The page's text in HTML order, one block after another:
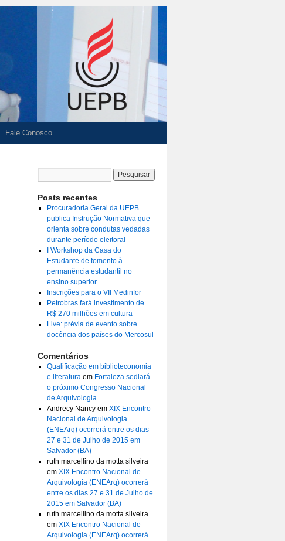
Fale Conosco
Posts recentes
Procuradoria Geral da UEPB
publica Instrução Normativa que
orienta sobre condutas vedadas
durante período eleitoral
I Workshop da Casa do
Estudante de fomento à
permanência estudantil no
ensino superior
Inscrições para o VII Medinfor
Petrobras fará investimento de
R$ 270 milhões em cultura
Live: prévia de evento sobre
docência dos países do Mercosul
Comentários
Qualificação em biblioteconomia
e literaturaem Fortaleza sediará
o próximo Congresso Nacional
de Arquivologia
Andrecy Nancyem XIX Encontro
Nacional de Arquivologia
(ENEArq) ocorrerá entre os dias
27 e 31 de Julho de 2015 em
Salvador (BA)
ruth marcellino da motta silveira
em XIX Encontro Nacional de
Arquivologia (ENEArq) ocorrerá
entre os dias 27 e 31 de Julho de
2015 em Salvador (BA)
ruth marcellino da motta silveira
em XIX Encontro Nacional de
Arquivologia (ENEArq) ocorrerá